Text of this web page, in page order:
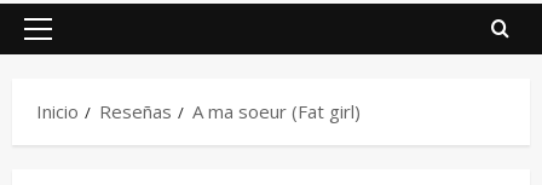
Inicio Reseñas A ma soeur (Fat girl)